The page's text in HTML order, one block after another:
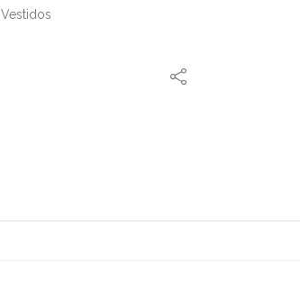
Vestidos